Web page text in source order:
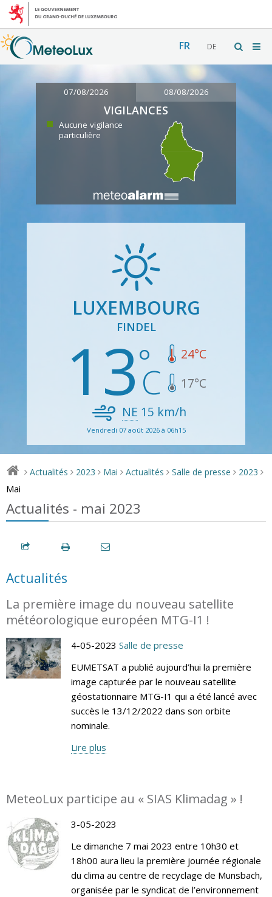
FR DE
07/08/2026 08/08/2026
VIGILANCES
Aucune vigilance
particulière
LUXEMBOURG
FINDEL
13 24°C
17°C
NE 15 km/h
Vendredi 07 août 2026 à 06h15
> Actualités > 2023 > Mai > Actualités > Salle de presse > 2023 >
Mai
Actualités - mai 2023
Actualités
La première image du nouveau satellite
météorologique européen MTG-I1 !
4-05-2023 Salle de presse
EUMETSAT a publié aujourd’hui la première
image capturée par le nouveau satellite
géostationnaire MTG-I1 qui a été lancé avec
succès le 13/12/2022 dans son orbite
nominale.
Lire plus
MeteoLux participe au « SIAS Klimadag » !
3-05-2023
Le dimanche 7 mai 2023 entre 10h30 et
18h00 aura lieu la première journée régionale
du clima au centre de recyclage de Munsbach,
organisée par le syndicat de l’environnement